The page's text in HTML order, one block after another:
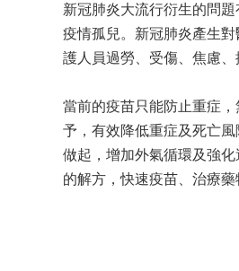
新冠肺炎大流行衍生的問
疫情孤兒。新冠肺炎產生
護人員過勞、受傷、焦慮、
當前的疫苗只能防止重症
予，有效降低重症及死亡
做起，增加外氣循環及強
的解方，快速疫苗、治療藥